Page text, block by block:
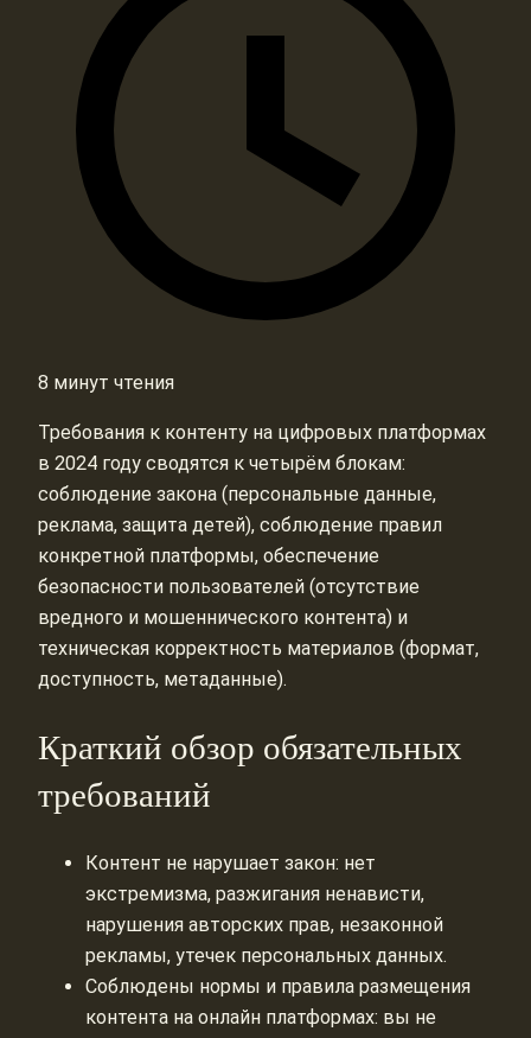
8 минут чтения
Требования к контенту на цифровых платформах
в 2024 году сводятся к четырём блокам:
соблюдение закона (персональные данные,
реклама, защита детей), соблюдение правил
конкретной платформы, обеспечение
безопасности пользователей (отсутствие
вредного и мошеннического контента) и
техническая корректность материалов (формат,
доступность, метаданные).
Краткий обзор обязательных
требований
Контент не нарушает закон: нет
экстремизма, разжигания ненависти,
нарушения авторских прав, незаконной
рекламы, утечек персональных данных.
Соблюдены нормы и правила размещения
контента на онлайн платформах: вы не